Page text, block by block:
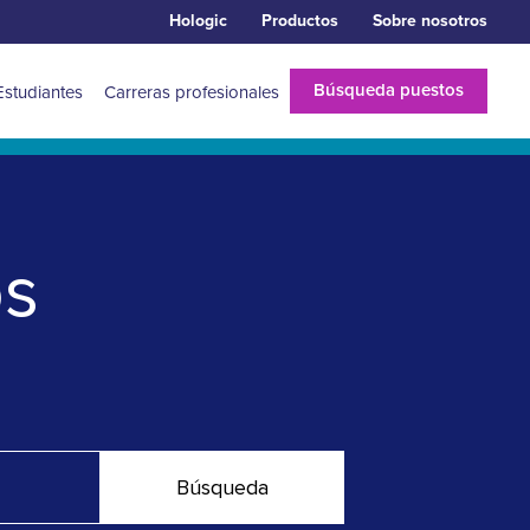
Hologic Productos Sobre nosotros
Carreras profesionales Búsqueda puestos